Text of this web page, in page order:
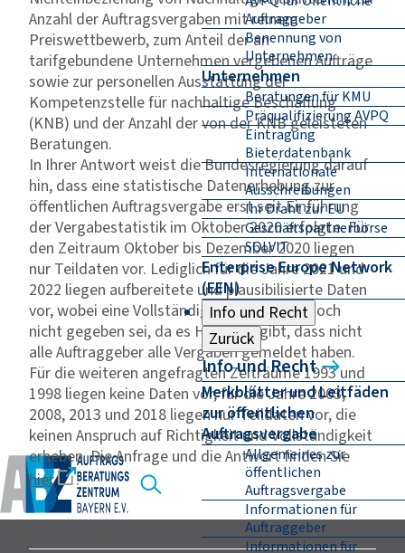
Auftraggeber
Benennung von
Unternehmen
Unternehmen
Beratungen für KMU
Präqualifizierung AVPQ
Eintragung
Bieterdatenbank
Internationale
Ausschreibungen
Ihr Draht zur EU
Geschäftspartnerbörse
SOLVIT
Enterprise Europe Network
(EEN)
Info und Recht
Zurück
Info und Recht
Merkblätter und Leitfäden
zur öffentlichen
Auftragsvergabe
Allgemeines zur
öffentlichen
Auftragsvergabe
Informationen für
Auftraggeber
Informationen für
Anzahl der Auftragsvergaben mit reinem
Preiswettbewerb, zum Anteil der an
tarifgebundene Unternehmen vergebenen Aufträge
sowie zur personellen Ausstattung der
Kompetenzstelle für nachhaltige Beschaffung
(KNB) und der Anzahl der von der KNB geleisteten
Beratungen.
In Ihrer Antwort weist die Bundesregierung darauf
hin, dass eine statistische Datenerhebung zur
öffentlichen Auftragsvergabe erst seit Einführung
der Vergabestatistik im Oktober 2020 erfolgte. Für
den Zeitraum Oktober bis Dezember 2020 liegen
nur Teildaten vor. Lediglich für die Jahre 2021 und
2022 liegen aufbereitete und plausibilisierte Daten
vor, wobei eine Vollständigkeit der Daten noch
nicht gegeben sei, da es Hinweise gibt, dass nicht
alle Auftraggeber alle Vergaben gemeldet haben.
Für die weiteren angefragten Zeiträume 1993 und
1998 liegen keine Daten vor, für die Jahre 2003,
2008, 2013 und 2018 liegen nur Teildaten vor, die
keinen Anspruch auf Richtigkeit und Vollständigkeit
erheben. Die Anfrage und die Antwort finden Sie
hier
.